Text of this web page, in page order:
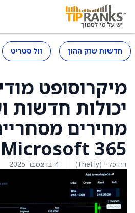
חדשות שוק ההון וול סטריט
מיקרוסופט
יכולות חדשות
מחירים
Microsoft 365
דה פליי (TheFly) 4 בדצמבר 2025